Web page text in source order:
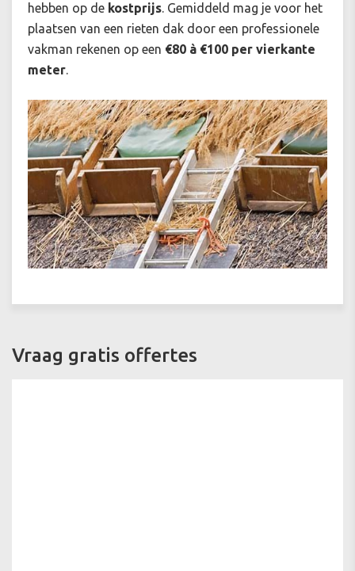
hebben op de kostprijs. Gemiddeld mag je voor het
plaatsen van een rieten dak door een professionele
vakman rekenen op een €80 à €100 per vierkante
meter.
Vraag gratis offertes